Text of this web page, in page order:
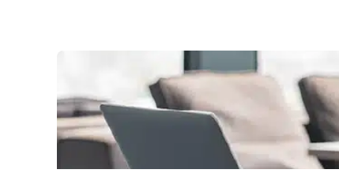
網絡犯罪